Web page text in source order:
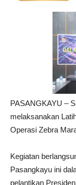
PASANGKAYU –
melaksanakan
Operasi Zebra
Kegiatan
Pasangkayu ini
pelantikan